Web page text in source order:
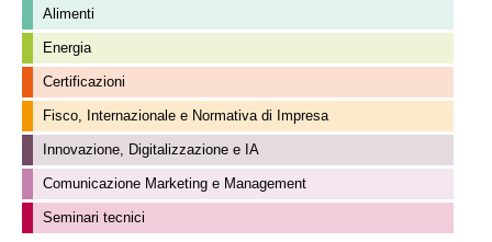
Alimenti
Energia
Certificazioni
Fisco, Internazionale e Normativa di Impresa
Innovazione, Digitalizzazione e IA
Comunicazione Marketing e Management
Seminari tecnici